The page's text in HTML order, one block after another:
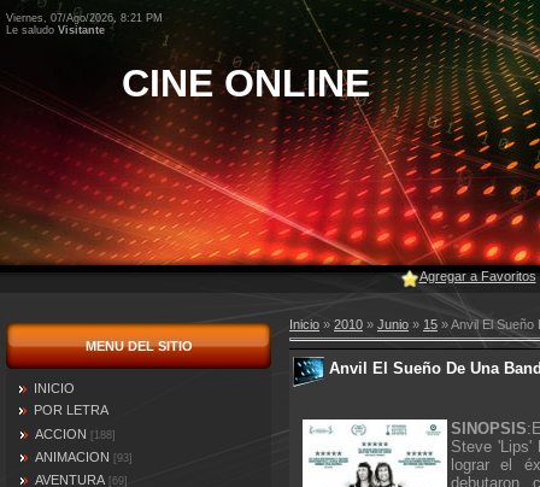
Viernes, 07/Ago/2026, 8:21 PM
Le saludo Visitante
CINE ONLINE
Agregar a Favoritos
MENU DEL SITIO
INICIO
POR LETRA
ACCION
[188]
ANIMACION [93]
AVENTURA [69]
Inicio » 2010 » Junio » 15 » Anvil El
Anvil El Sueño De Una
SINOPSIS
Steve 'Lips'
lograr el
debutaron